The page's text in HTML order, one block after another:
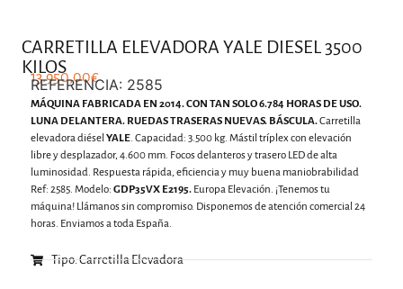
CARRETILLA ELEVADORA YALE DIESEL 3500
KILOS
13.950,00€
REFERENCIA: 2585
MÁQUINA FABRICADA EN 2014. CON TAN SOLO 6.784 HORAS DE USO.
LUNA DELANTERA. RUEDAS TRASERAS NUEVAS. BÁSCULA.Carretilla
elevadora diéselYALE. Capacidad: 3.500 kg. Mástil tríplex con elevación
libre y desplazador, 4.600 mm. Focos delanteros y trasero LED de alta
luminosidad. Respuesta rápida, eficiencia y muy buena maniobrabilidad
Ref: 2585. Modelo:GDP35VX E2195. Europa Elevación. ¡Tenemos tu
máquina! Llámanos sin compromiso. Disponemos de atención comercial 24
horas. Enviamos a toda España.
Tipo: Carretilla Elevadora